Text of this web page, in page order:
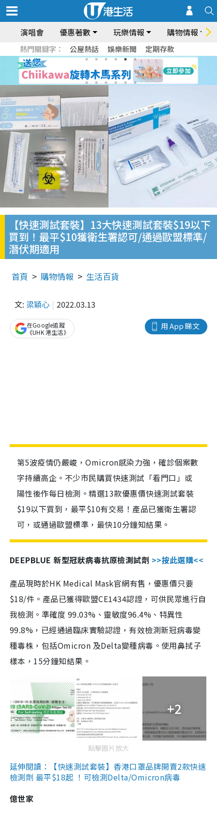
演唱會 優惠著數 玩樂情報 購物情報
熱門關鍵字： 公屋熱話 娛樂新聞 定期存款
【快速測試套裝】13大快速測試套裝$19以下
買到！最平$10獲衛生署認可/通過歐盟標準/
潛伏期適用
首頁 購物情報 生活百貨
文: 梁穎心 2022.03.13
用 App 睇文
在Google追蹤
《UHK 港生活》
第5波疫情仍嚴峻，Omicron感染力強，確診個案數
字持續高企。不少市民購買快速測試「看門口」或
陽性後作每日檢測。精選13款優惠價快速測試套裝
$19以下買到，最平$10有交易！產品已獲衛生署認
可，或通過歐盟標準，最快10分鐘知結果。
DEEPBLUE 新型冠狀病毒抗原檢測試劑 >>按此選購<<
產品現時於HK Medical Mask官網有售，優惠價只要
$18/件。產品已獲得歐盟CE1434認證，可供民眾進行自
我檢測。準確度 99.03%、靈敏度96.4%、特異性
99.8%，已經通過臨床實驗認證，有效檢測新冠病毒變
種毒株，包括Omicron 及Delta變種病毒。使用鼻拭子
樣本，15分鐘知結果。
+2
點擊圖片放大
延伸閱讀：【快速測試套裝】香港口罩品牌開賣2款快速
檢測劑 最平$18起 ！可檢測Delta/Omicron病毒
億世家